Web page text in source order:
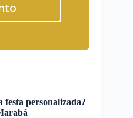
festa personalizada?